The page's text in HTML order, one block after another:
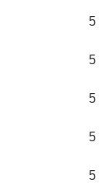
5
5
5
5
5